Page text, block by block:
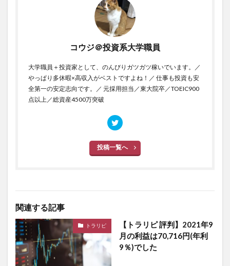
コウジ＠投資系大学職員
大学職員＋投資家として、のんびりガツガツ稼いでいます。／
やっぱり多休暇×高収入がベストですよね！／ 仕事も投資も安
全第一の安定志向です。／ 元採用担当／東大院卒／TOEIC900
点以上／総資産4500万突破
投稿一覧へ
関連する記事
トラリピ
【トラリピ 評判】2021年9
月の利益は70,716円(年利
9％)でした